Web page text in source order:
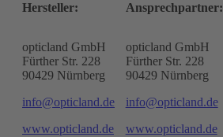
Hersteller:
opticland GmbH
Fürther Str. 228
90429 Nürnberg
info@opticland.de
www.opticland.de
Ansprechpartner:
opticland GmbH
Fürther Str. 228
90429 Nürnberg
info@opticland.de
www.opticland.de